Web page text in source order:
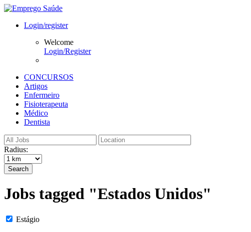
Login/register
Welcome
Login/Register
CONCURSOS
Artigos
Enfermeiro
Fisioterapeuta
Médico
Dentista
Radius:
Search
Jobs tagged "Estados Unidos"
Estágio